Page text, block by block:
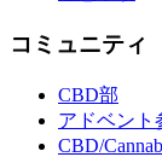
コミュニティ
CBD部
アドベント
CBD/